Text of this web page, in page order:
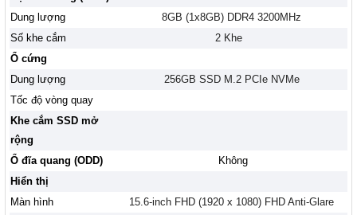
Dung lượng
8GB (1x8GB) DDR4 3200MHz
Số khe cắm
2 Khe
Ổ cứng
Dung lượng
256GB SSD M.2 PCIe NVMe
Tốc độ vòng quay
Khe cắm SSD mở
rộng
Ổ đĩa quang (ODD)
Không
Hiển thị
Màn hình
15.6-inch FHD (1920 x 1080) FHD Anti-Glare